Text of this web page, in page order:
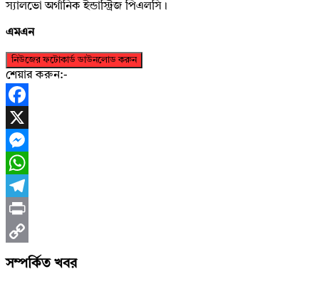
স্যালভো অর্গানিক ইন্ডাস্ট্রিজ পিএলসি।
এমএন
নিউজের ফটোকার্ড ডাউনলোড করুন
শেয়ার করুন:-
Facebook
X
Messenger
WhatsApp
Telegram
Print
Copy
সম্পর্কিত খবর